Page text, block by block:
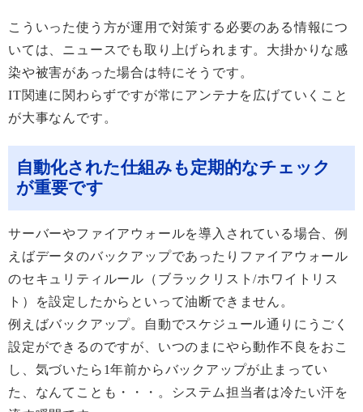
こういった使う方が運用で対策する必要のある情報につ
いては、ニュースでも取り上げられます。大掛かりな感
染や被害があった場合は特にそうです。
IT関連に関わらずですが常にアンテナを広げていくこと
が大事なんです。
自動化された仕組みも定期的なチェック
が重要です
サーバーやファイアウォールを導入されている場合、例
えばデータのバックアップであったりファイアウォール
のセキュリティルール（ブラックリスト/ホワイトリス
ト）を設定したからといって油断できません。
例えばバックアップ。自動でスケジュール通りにうごく
設定ができるのですが、いつのまにやら動作不良をおこ
し、気づいたら1年前からバックアップが止まってい
た、なんてことも・・・。システム担当者は冷たい汗を